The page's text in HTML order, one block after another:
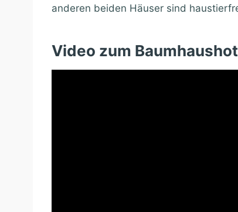
anderen beiden Häuser sind
Video zum